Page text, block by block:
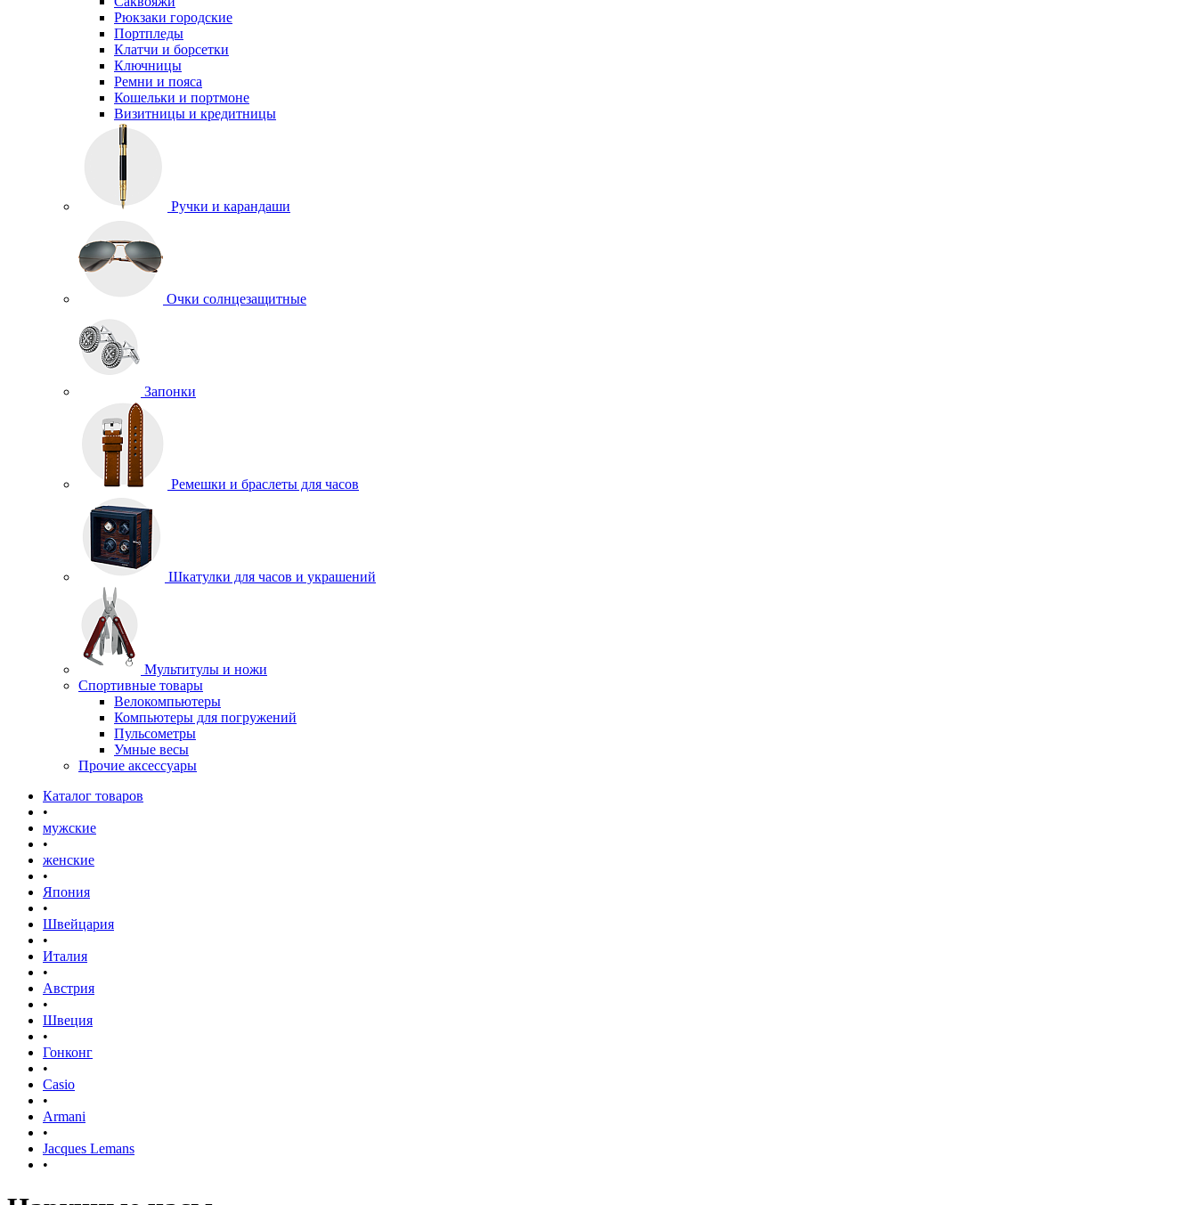
Рюкзаки городские
Портпледы
Клатчи и борсетки
Ключницы
Ремни и пояса
Кошельки и портмоне
Визитницы и кредитницы
Ручки и карандаши
Очки солнцезащитные
Запонки
Ремешки и браслеты для часов
Шкатулки для часов и украшений
Мультитулы и ножи
Спортивные товары
Велокомпьютеры
Компьютеры для погружений
Пульсометры
Умные весы
Прочие аксессуары
Каталог товаров
•
мужские
•
женские
•
Япония
•
Швейцария
•
Италия
•
Австрия
•
Швеция
•
Гонконг
•
Casio
•
Armani
•
Jacques Lemans
•